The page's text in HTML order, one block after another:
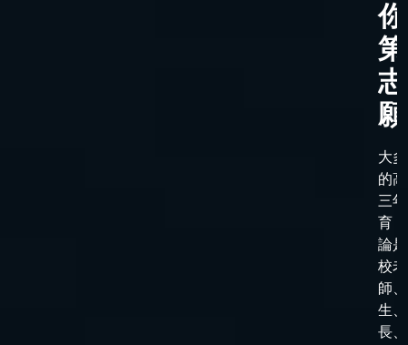
志
大
的
三
育
論
校老
師
生
長